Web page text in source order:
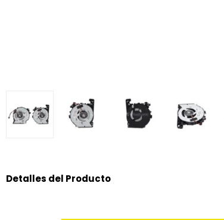
Detalles del Producto